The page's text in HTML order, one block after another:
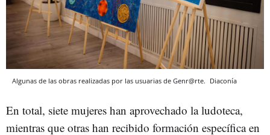
Algunas de las obras realizadas por las usuarias de Genr@rte. Diaconía
En total, siete mujeres han aprovechado la ludoteca,
mientras que otras han recibido formación específica en